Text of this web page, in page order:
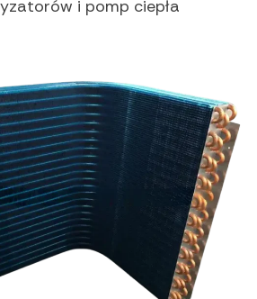
i pomp ciepła